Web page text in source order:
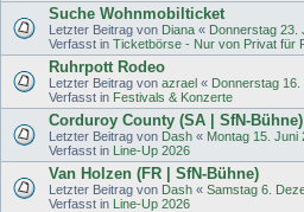
Suche Wohnmobilticket
Letzter Beitrag von Diana « Donnerstag 23.
Verfasst in Ticketbörse - Nur von Privat für
Ruhrpott Rodeo
Letzter Beitrag von azrael « Donnerstag
Verfasst in Festivals & Konzerte
Corduroy County (SA | SfN-Bühne)
Letzter Beitrag von Dash « Montag 15. Juni
Verfasst in Line-Up 2026
Van Holzen (FR | SfN-Bühne)
Letzter Beitrag von Dash « Samstag 6.
Verfasst in Line-Up 2026